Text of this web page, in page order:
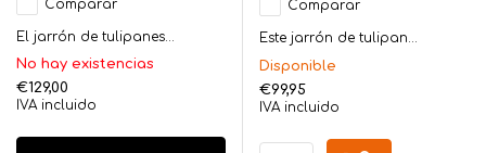
Comparar
El jarrón de tulipanes...
No hay existencias
€129,00
IVA incluido
Comparar
Este jarrón de tulipan...
Disponible
€99,95
IVA incluido